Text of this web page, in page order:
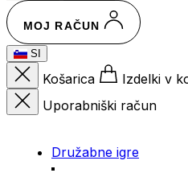
MOJ RAČUN
SI
Košarica
Izdelki v
Uporabniški račun
Družabne igre